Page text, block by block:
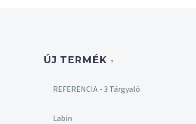
ÚJ TERMÉK
REFERENCIA - 3 Tárgyaló
Labin